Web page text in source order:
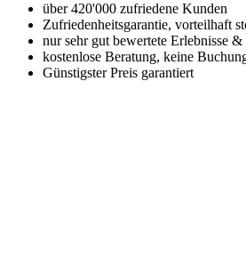
über 420'000 zufriedene Kunden
Zufriedenheitsgarantie, vorteilhaft
nur sehr gut bewertete Erlebnisse
kostenlose Beratung, keine
Günstigster Preis garantiert